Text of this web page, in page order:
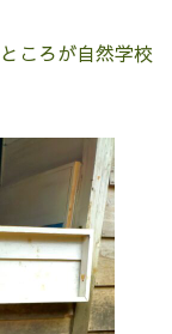
ころが自然学校